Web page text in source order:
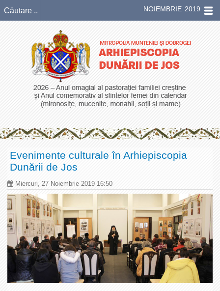
NOIEMBRIE 2019
Evenimente culturale în Arhiepiscopia
Dunării de Jos
Miercuri, 27 Noiembrie 2019 16:50